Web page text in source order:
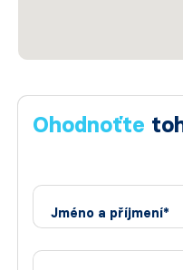
Ohodnoťte
Jméno a příjmení*